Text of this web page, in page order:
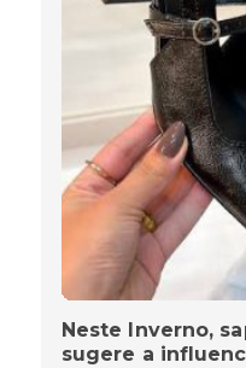
Neste Inverno,
sugere a